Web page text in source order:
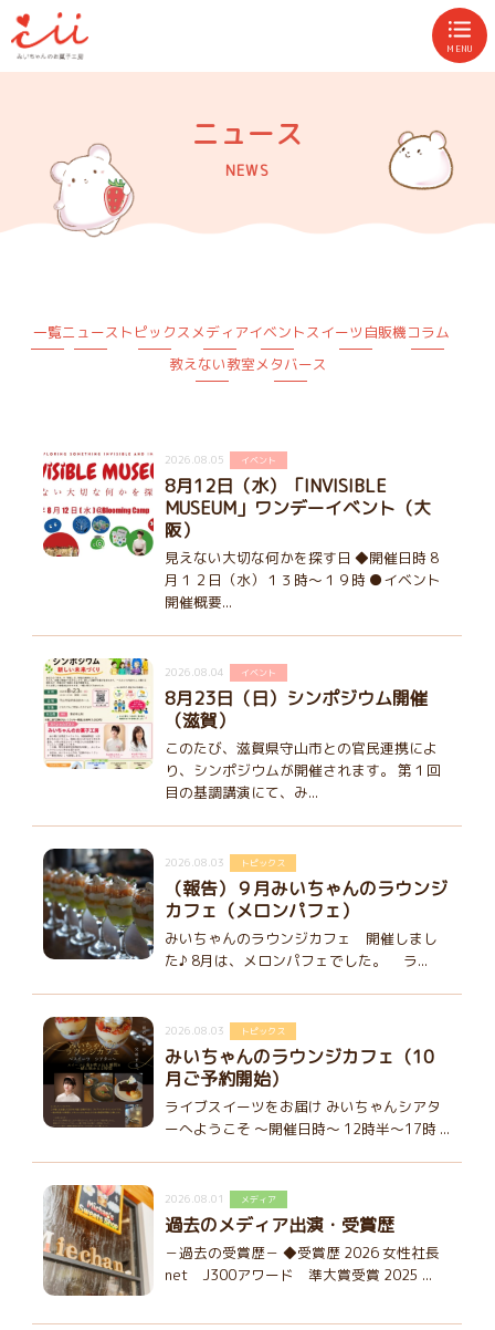
MENU
ニュース
NEWS
一覧ニュース トピックスメディアイベントスイーツ自販機コラム
教えない教室メタバース
2026.08.05 イベント
8月12日（水）「INVISIBLE
MUSEUM」ワンデーイベント（大
阪）
見えない大切な何かを探す日 ◆開催日時 8
月１２日（水）１３時～１９時 ●イベント
開催概要...
2026.08.04 イベント
8月23日（日）シンポジウム開催
（滋賀）
このたび、滋賀県守山市との官民連携によ
り、シンポジウムが開催されます。 第１回
目の基調講演にて、み...
2026.08.03 トピックス
（報告）９月みいちゃんのラウンジ
カフェ（メロンパフェ）
みいちゃんのラウンジカフェ 開催しまし
た♪ 8月は、メロンパフェでした。 ラ...
2026.08.03 トピックス
みいちゃんのラウンジカフェ（10
月ご予約開始）
ライブスイーツをお届け みいちゃんシアタ
ーへようこそ ～開催日時～ 12時半～17時 ...
2026.08.01 メディア
過去のメディア出演・受賞歴
－過去の受賞歴－ ◆受賞歴 2026 女性社長
net J300アワード 準大賞受賞 2025 ...